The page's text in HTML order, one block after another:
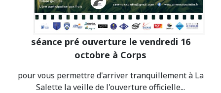
séance pré ouverture le vendredi 16
octobre à Corps
pour vous permettre d'arriver tranquillement à La
Salette la veille de l'ouverture officielle...